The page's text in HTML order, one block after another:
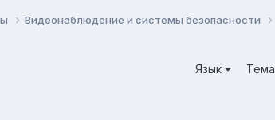
Видеонаблюдение и системы безопасности
Язык Тема